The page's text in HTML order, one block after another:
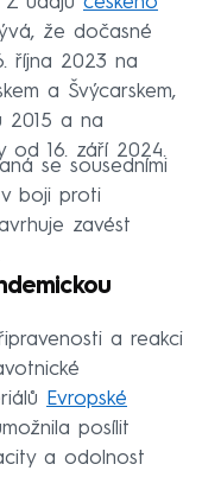
že dočasné
října 2023 na
a Švýcarskem,
2015 a na
od 16. září 2024.
se sousedními
boji proti
zavést
a reakci
Evropské
posílit
a odolnost